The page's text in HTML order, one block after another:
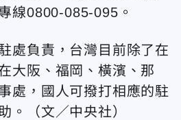
線0800-085-095。
處負責，台灣目前除了在
大阪、福岡、橫濱、那
處，國人可撥打相應的駐
。（文／中央社）